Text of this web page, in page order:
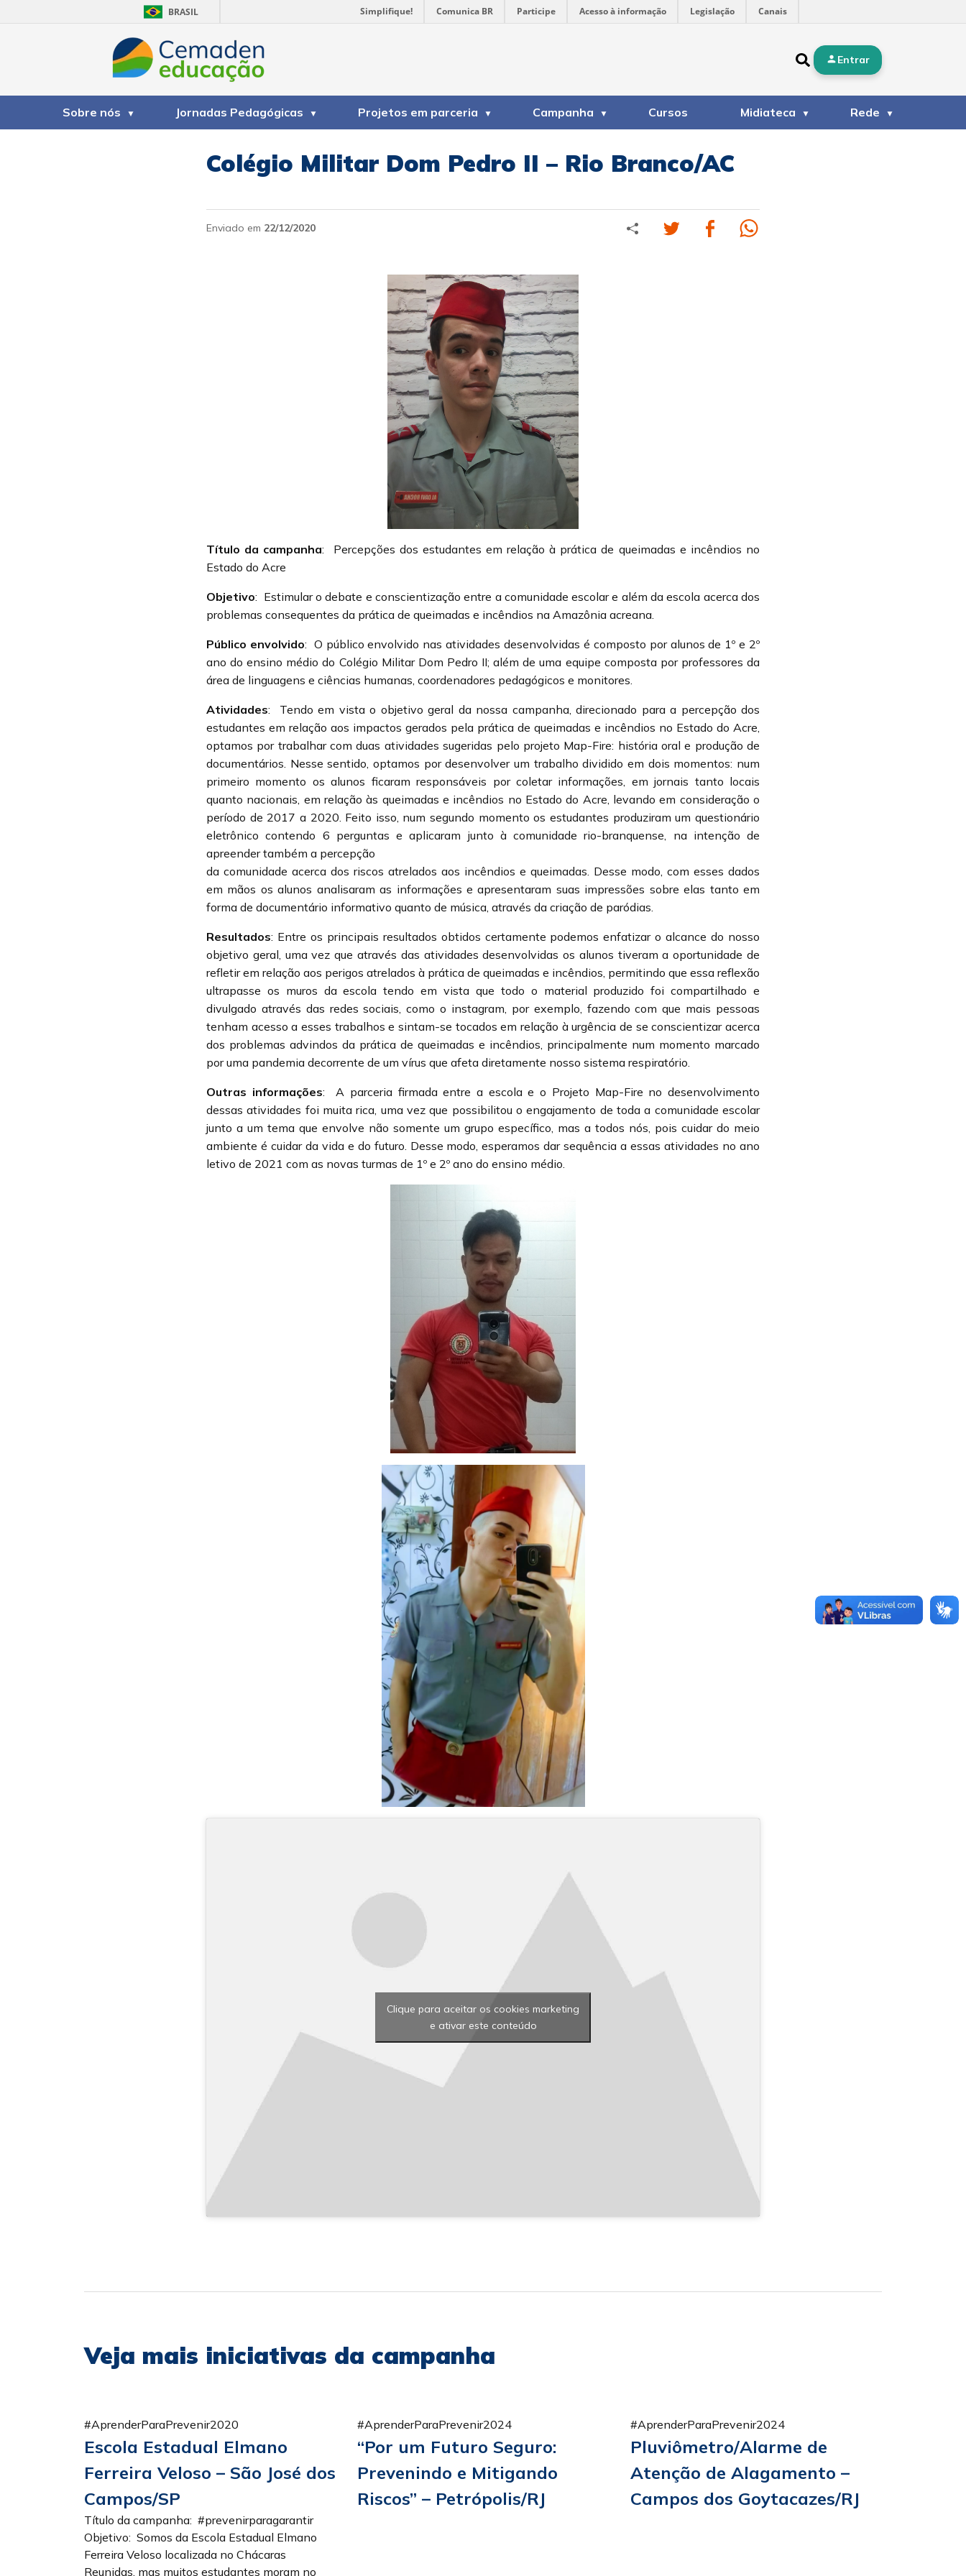
BRASIL Simplifique! Comunica BR Participe Acesso à informação Legislação Canais
Entrar
Sobre nós Jornadas Pedagógicas Projetos em parceria Campanha Cursos Midiateca Rede
Colégio Militar Dom Pedro II – Rio Branco/AC
Enviado em 22/12/2020
Título da campanha: Percepções dos estudantes em relação à prática de queimadas e incêndios no
Estado do Acre
Objetivo: Estimular o debate e conscientização entre a comunidade escolar e além da escola acerca dos
problemas consequentes da prática de queimadas e incêndios na Amazônia acreana.
Público envolvido: O público envolvido nas atividades desenvolvidas é composto por alunos de 1º e 2º
ano do ensino médio do Colégio Militar Dom Pedro II; além de uma equipe composta por professores da
área de linguagens e ciências humanas, coordenadores pedagógicos e monitores.
Atividades: Tendo em vista o objetivo geral da nossa campanha, direcionado para a percepção dos
estudantes em relação aos impactos gerados pela prática de queimadas e incêndios no Estado do Acre,
optamos por trabalhar com duas atividades sugeridas pelo projeto Map-Fire: história oral e produção de
documentários. Nesse sentido, optamos por desenvolver um trabalho dividido em dois momentos: num
primeiro momento os alunos ficaram responsáveis por coletar informações, em jornais tanto locais
quanto nacionais, em relação às queimadas e incêndios no Estado do Acre, levando em consideração o
período de 2017 a 2020. Feito isso, num segundo momento os estudantes produziram um questionário
eletrônico contendo 6 perguntas e aplicaram junto à comunidade rio-branquense, na intenção de
apreender também a percepção
da comunidade acerca dos riscos atrelados aos incêndios e queimadas. Desse modo, com esses dados
em mãos os alunos analisaram as informações e apresentaram suas impressões sobre elas tanto em
forma de documentário informativo quanto de música, através da criação de paródias.
Resultados: Entre os principais resultados obtidos certamente podemos enfatizar o alcance do nosso
objetivo geral, uma vez que através das atividades desenvolvidas os alunos tiveram a oportunidade de
refletir em relação aos perigos atrelados à prática de queimadas e incêndios, permitindo que essa reflexão
ultrapasse os muros da escola tendo em vista que todo o material produzido foi compartilhado e
divulgado através das redes sociais, como o instagram, por exemplo, fazendo com que mais pessoas
tenham acesso a esses trabalhos e sintam-se tocados em relação à urgência de se conscientizar acerca
dos problemas advindos da prática de queimadas e incêndios, principalmente num momento marcado
por uma pandemia decorrente de um vírus que afeta diretamente nosso sistema respiratório.
Outras informações:A parceria firmada entre a escola e o Projeto Map-Fire no desenvolvimento
dessas atividades foi muita rica, uma vez que possibilitou o engajamento de toda a comunidade escolar
junto a um tema que envolve não somente um grupo específico, mas a todos nós, pois cuidar do meio
ambiente é cuidar da vida e do futuro. Desse modo, esperamos dar sequência a essas atividades no ano
letivo de 2021 com as novas turmas de 1º e 2º ano do ensino médio.
Clique para aceitar os cookies marketing
e ativar este conteúdo
Veja mais iniciativas da campanha
#AprenderParaPrevenir2020
Escola Estadual Elmano
Ferreira Veloso – São José dos
Campos/SP
Título da campanha: #prevenirparagarantir
Objetivo: Somos da Escola Estadual Elmano
Ferreira Veloso localizada no Chácaras
Reunidas, mas muitos estudantes moram no
#AprenderParaPrevenir2024
“Por um Futuro Seguro:
Prevenindo e Mitigando
Riscos” – Petrópolis/RJ
#AprenderParaPrevenir2024
Pluviômetro/Alarme de
Atenção de Alagamento –
Campos dos Goytacazes/RJ